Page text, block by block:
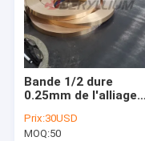
Bande 1/2 dure
0.25mm de l'alliage
25 TD02 C17200
Prix:30USD
MOQ:50